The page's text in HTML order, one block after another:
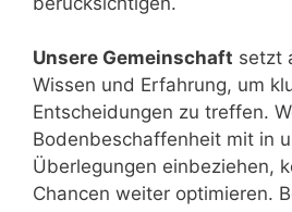
Unsere Gemeinschaft setzt
Wissen und Erfahrung, um
Entscheidungen zu treffen.
Bodenbeschaffenheit mit in
Überlegungen einbeziehen,
Chancen weiter optimieren.